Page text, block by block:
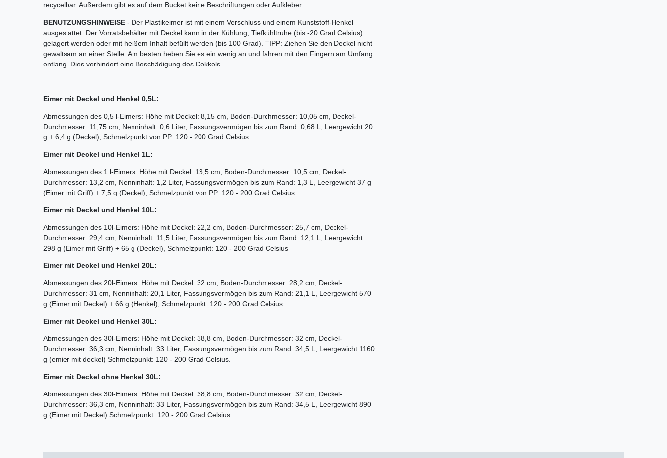
recycelbar. Außerdem gibt es auf dem Bucket keine Beschriftungen oder Aufkleber.
BENUTZUNGSHINWEISE - Der Plastikeimer ist mit einem Verschluss und einem Kunststoff-Henkel
ausgestattet. Der Vorratsbehälter mit Deckel kann in der Kühlung, Tiefkühltruhe (bis -20 Grad Celsius)
gelagert werden oder mit heißem Inhalt befüllt werden (bis 100 Grad). TIPP: Ziehen Sie den Deckel nicht
gewaltsam an einer Stelle. Am besten heben Sie es ein wenig an und fahren mit den Fingern am Umfang
entlang. Dies verhindert eine Beschädigung des Dekkels.
Eimer mit Deckel und Henkel 0,5L:
Abmessungen des 0,5 l-Eimers: Höhe mit Deckel: 8,15 cm, Boden-Durchmesser: 10,05 cm, Deckel-
Durchmesser: 11,75 cm, Nenninhalt: 0,6 Liter, Fassungsvermögen bis zum Rand: 0,68 L, Leergewicht 20
g + 6,4 g (Deckel), Schmelzpunkt von PP: 120 - 200 Grad Celsius.
Eimer mit Deckel und Henkel 1L:
Abmessungen des 1 l-Eimers: Höhe mit Deckel: 13,5 cm, Boden-Durchmesser: 10,5 cm, Deckel-
Durchmesser: 13,2 cm, Nenninhalt: 1,2 Liter, Fassungsvermögen bis zum Rand: 1,3 L, Leergewicht 37 g
(Eimer mit Griff) + 7,5 g (Deckel), Schmelzpunkt von PP: 120 - 200 Grad Celsius
Eimer mit Deckel und Henkel 10L:
Abmessungen des 10l-Eimers: Höhe mit Deckel: 22,2 cm, Boden-Durchmesser: 25,7 cm, Deckel-
Durchmesser: 29,4 cm, Nenninhalt: 11,5 Liter, Fassungsvermögen bis zum Rand: 12,1 L, Leergewicht
298 g (Eimer mit Griff) + 65 g (Deckel), Schmelzpunkt: 120 - 200 Grad Celsius
Eimer mit Deckel und Henkel 20L:
Abmessungen des 20l-Eimers: Höhe mit Deckel: 32 cm, Boden-Durchmesser: 28,2 cm, Deckel-
Durchmesser: 31 cm, Nenninhalt: 20,1 Liter, Fassungsvermögen bis zum Rand: 21,1 L, Leergewicht 570
g (Eimer mit Deckel) + 66 g (Henkel), Schmelzpunkt: 120 - 200 Grad Celsius.
Eimer mit Deckel und Henkel 30L:
Abmessungen des 30l-Eimers: Höhe mit Deckel: 38,8 cm, Boden-Durchmesser: 32 cm, Deckel-
Durchmesser: 36,3 cm, Nenninhalt: 33 Liter, Fassungsvermögen bis zum Rand: 34,5 L, Leergewicht 1160
g (emier mit deckel) Schmelzpunkt: 120 - 200 Grad Celsius.
Eimer mit Deckel ohne Henkel 30L:
Abmessungen des 30l-Eimers: Höhe mit Deckel: 38,8 cm, Boden-Durchmesser: 32 cm, Deckel-
Durchmesser: 36,3 cm, Nenninhalt: 33 Liter, Fassungsvermögen bis zum Rand: 34,5 L, Leergewicht 890
g (Eimer mit Deckel) Schmelzpunkt: 120 - 200 Grad Celsius.